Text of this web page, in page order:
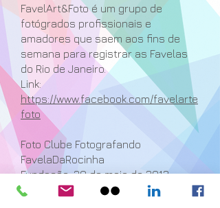
FavelArt&Foto é um grupo de
fotógrados profissionais e
amadores que saem aos fins de
semana para registrar as Favelas
do Rio de Janeiro.
Link:
https://www.facebook.com/favelarte
foto
Foto Clube Fotografando
FavelaDaRocinha
Fundação: 30 de maio de 2012
Fotografando a FavelaDaRocinha é